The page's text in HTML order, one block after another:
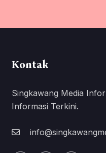
Kontak
Singkawang Media
Informasi Terkini.